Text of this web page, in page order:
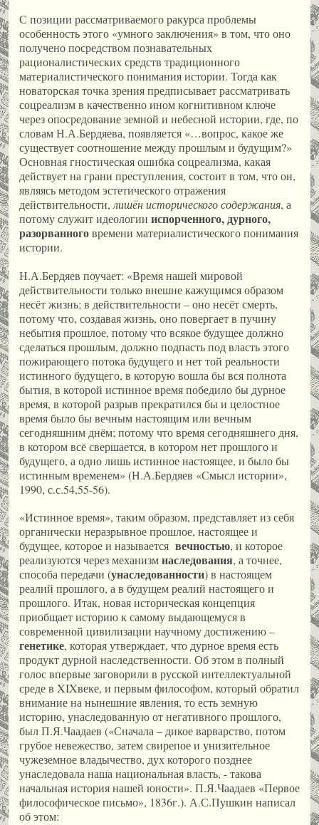
С позиции рассматриваемого ракурса проблемы
особенность этого «умного заключения» в том, что оно
получено посредством познавательных
рационалистических средств традиционного
материалистического понимания истории. Тогда как
новаторская точка зрения предписывает рассматривать
соцреализм в качественно ином когнитивном ключе
через опосредование земной и небесной истории, где, по
словам Н.А.Бердяева, появляется «…вопрос, какое же
существует соотношение между прошлым и будущим?»
Основная гностическая ошибка соцреализма, какая
действует на грани преступления, состоит в том, что он,
являясь методом эстетического отражения
действительности,лишён исторического содержания, а
потому служит идеологии испорченного, дурного,
разорванноговремени материалистического понимания
истории.
Н.А.Бердяев поучает: «Время нашей мировой
действительности только внешне кажущимся образом
несёт жизнь; в действительности – оно несёт смерть,
потому что, создавая жизнь, оно повергает в пучину
небытия прошлое, потому что всякое будущее должно
сделаться прошлым, должно подпасть под власть этого
пожирающего потока будущего и нет той реальности
истинного будущего, в которую вошла бы вся полнота
бытия, в которой истинное время победило бы дурное
время, в которой разрыв прекратился бы и целостное
время было бы вечным настоящим или вечным
сегодняшним днём; потому что время сегодняшнего дня,
в котором всё свершается, в котором нет прошлого и
будущего, а одно лишь истинное настоящее, и было бы
истинным временем» (Н.А.Бердяев «Смысл истории»,
1990, с.с.54,55-56).
«Истинное время», таким образом, представляет из себя
органически неразрывное прошлое, настоящее и
будущее, которое и называется вечностью, и которое
реализуются через механизмнаследования, а точнее,
способа передачи (унаследованности) в настоящем
реалий прошлого, а в будущем реалий настоящего и
прошлого. Итак, новая историческая концепция
приобщает историю к самому выдающемуся в
современной цивилизации научному достижению –
генетике, которая утверждает, что дурное время есть
продукт дурной наследственности. Об этом в полный
голос впервые заговорили в русской интеллектуальной
среде в XIXвеке, и первым философом, который обратил
внимание на нынешние явления, то есть земную
историю, унаследованную от негативного прошлого,
был П.Я.Чаадаев («Сначала – дикое варварство, потом
грубое невежество, затем свирепое и унизительное
чужеземное владычество, дух которого позднее
унаследовала наша национальная власть, - такова
начальная история нашей юности». П.Я.Чаадаев «Первое
философическое письмо», 1836г.). А.С.Пушкин написал
об этом: